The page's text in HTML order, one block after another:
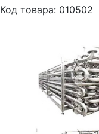
Код товара: 010502